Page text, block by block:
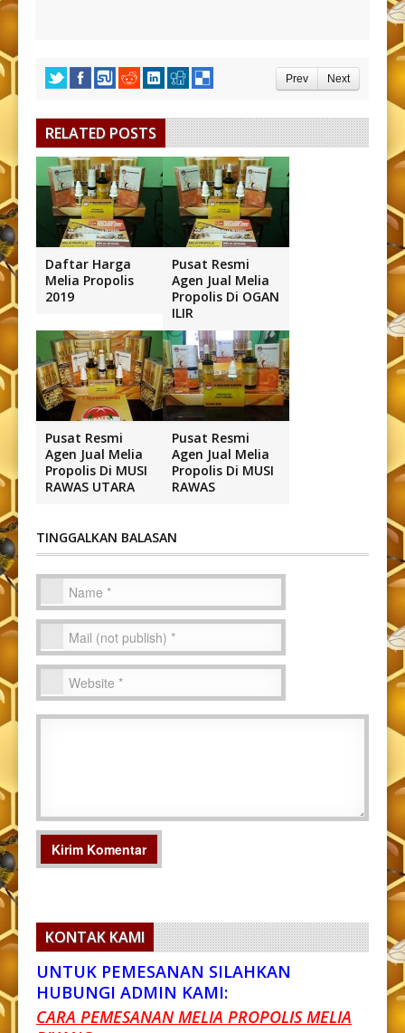
Prev Next
RELATED POSTS
Daftar Harga
Melia Propolis
2019
Pusat Resmi
Agen Jual Melia
Propolis Di OGAN
ILIR
Pusat Resmi
Agen Jual Melia
Propolis Di MUSI
RAWAS UTARA
Pusat Resmi
Agen Jual Melia
Propolis Di MUSI
RAWAS
TINGGALKAN BALASAN
KONTAK KAMI
UNTUK PEMESANAN SILAHKAN
HUBUNGI ADMIN KAMI:
CARA PEMESANAN MELIA PROPOLIS MELIA